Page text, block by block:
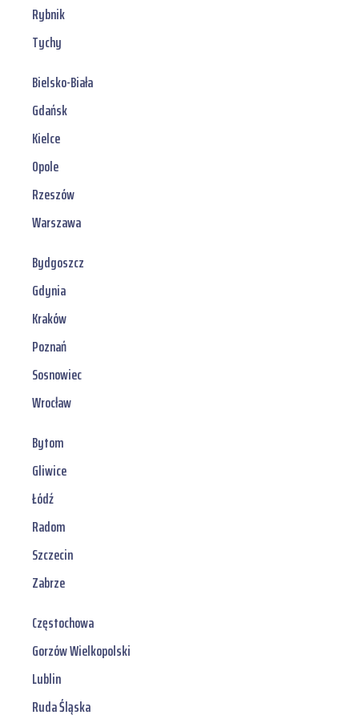
Rybnik
Tychy
Bielsko-Biała
Gdańsk
Kielce
Opole
Rzeszów
Warszawa
Bydgoszcz
Gdynia
Kraków
Poznań
Sosnowiec
Wrocław
Bytom
Gliwice
Łódź
Radom
Szczecin
Zabrze
Częstochowa
Gorzów Wielkopolski
Lublin
Ruda Śląska